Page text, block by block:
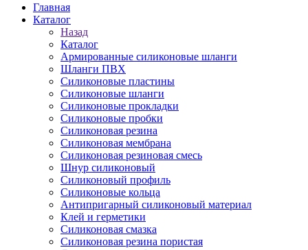
Главная
Каталог
Назад
Каталог
Армированные силиконовые шланги
Шланги ПВХ
Силиконовые пластины
Силиконовые шланги
Силиконовые прокладки
Силиконовые пробки
Силиконовая резина
Силиконовая мембрана
Силиконовая резиновая смесь
Шнур силиконовый
Силиконовый профиль
Силиконовые кольца
Антипригарный силиконовый материал
Клей и герметики
Силиконовая смазка
Силиконовая резина пористая